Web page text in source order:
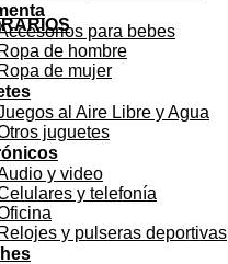
para bebes
Ropa de hombre
Ropa de mujer
al Aire Libre y Agua
juguetes
y video
y telefonía
Relojes y pulseras deportivas